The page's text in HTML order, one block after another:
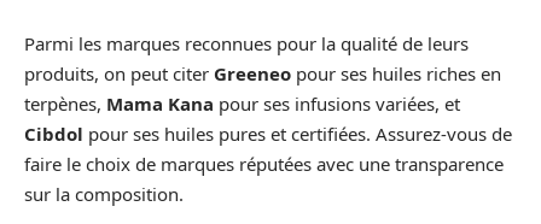
Parmi les marques reconnues pour la qualité de leurs
produits, on peut citer Greeneo pour ses huiles riches en
terpènes, Mama Kana pour ses infusions variées, et
Cibdol pour ses huiles pures et certifiées. Assurez-vous de
faire le choix de marques réputées avec une transparence
sur la composition.